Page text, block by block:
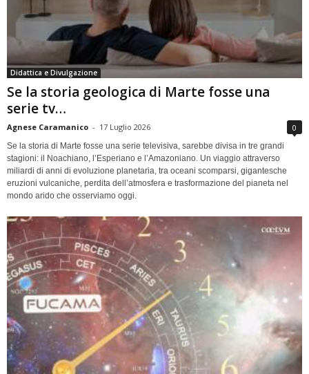
Didattica e Divulgazione
Se la storia geologica di Marte fosse una
serie tv…
Agnese Caramanico - 17 Luglio 2026 0
Se la storia di Marte fosse una serie televisiva, sarebbe divisa in tre grandi
stagioni: il Noachiano, l’Esperiano e l’Amazoniano. Un viaggio attraverso
miliardi di anni di evoluzione planetaria, tra oceani scomparsi, gigantesche
eruzioni vulcaniche, perdita dell’atmosfera e trasformazione del pianeta nel
mondo arido che osserviamo oggi.